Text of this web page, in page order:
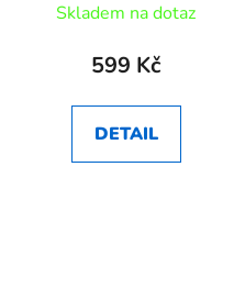
Skladem na dotaz
599 Kč
DETAIL